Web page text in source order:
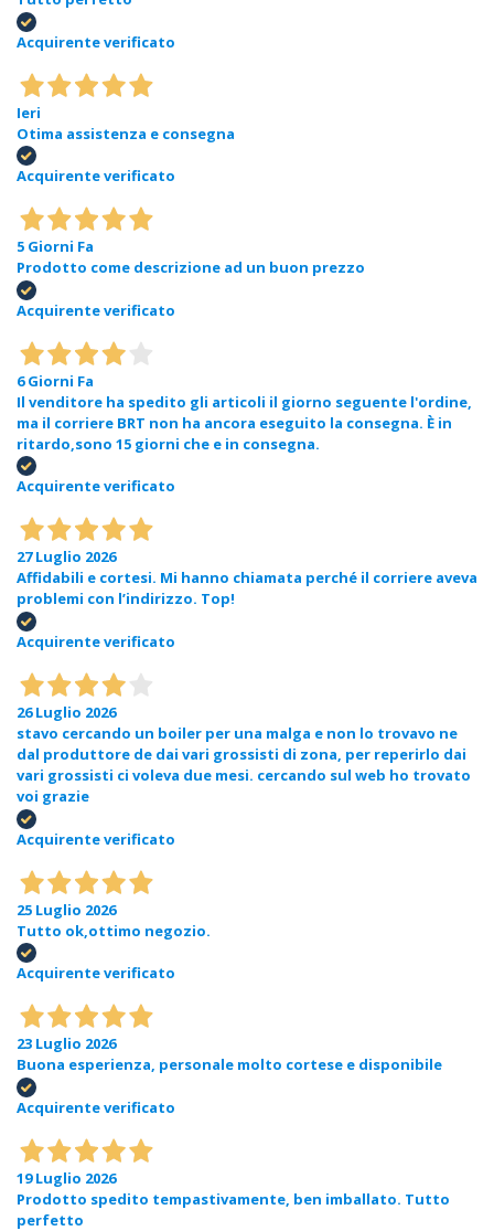
Acquirente verificato
Ieri
Otima assistenza e consegna
Acquirente verificato
5 Giorni Fa
Prodotto come descrizione ad un buon prezzo
Acquirente verificato
6 Giorni Fa
Il venditore ha spedito gli articoli il giorno seguente l'ordine,
ma il corriere BRT non ha ancora eseguito la consegna. È in
ritardo,sono 15 giorni che e in consegna.
Acquirente verificato
27 Luglio 2026
Affidabili e cortesi. Mi hanno chiamata perché il corriere aveva
problemi con l’indirizzo. Top!
Acquirente verificato
26 Luglio 2026
stavo cercando un boiler per una malga e non lo trovavo ne
dal produttore de dai vari grossisti di zona, per reperirlo dai
vari grossisti ci voleva due mesi. cercando sul web ho trovato
voi grazie
Acquirente verificato
25 Luglio 2026
Tutto ok,ottimo negozio.
Acquirente verificato
23 Luglio 2026
Buona esperienza, personale molto cortese e disponibile
Acquirente verificato
19 Luglio 2026
Prodotto spedito tempastivamente, ben imballato. Tutto
perfetto